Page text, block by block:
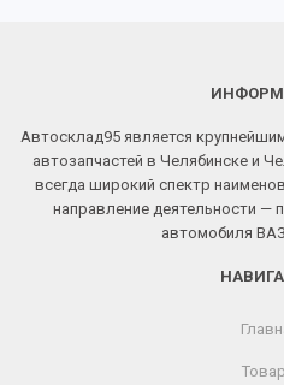
Автосклад95 является
автозапчастей в Челябинске и
всегда широкий спектр
направление деятельности —
автомобиля